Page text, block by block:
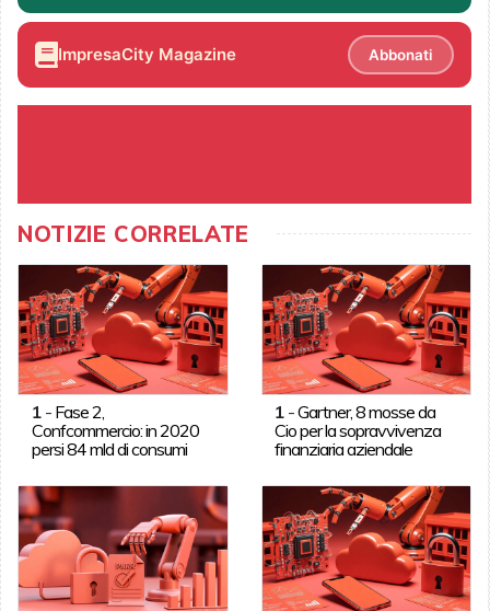
ImpresaCity Magazine Abbonati
NOTIZIE CORRELATE
1- Fase 2,
Confcommercio: in 2020
persi 84 mld di consumi
1 -Gartner, 8 mosse da
Cio per la sopravvivenza
finanziaria aziendale